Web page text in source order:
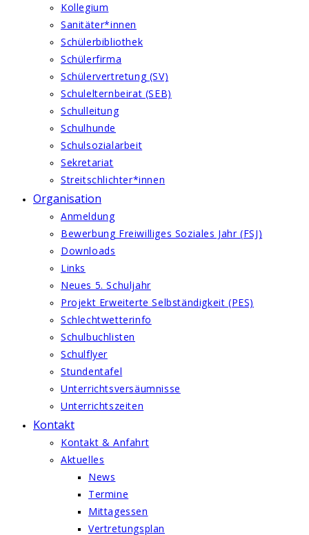
Kollegium
Sanitäter*innen
Schülerbibliothek
Schülerfirma
Schülervertretung (SV)
Schulelternbeirat (SEB)
Schulleitung
Schulhunde
Schulsozialarbeit
Sekretariat
Streitschlichter*innen
Organisation
Anmeldung
Bewerbung Freiwilliges Soziales Jahr (FSJ)
Downloads
Links
Neues 5. Schuljahr
Projekt Erweiterte Selbständigkeit (PES)
Schlechtwetterinfo
Schulbuchlisten
Schulflyer
Stundentafel
Unterrichtsversäumnisse
Unterrichtszeiten
Kontakt
Kontakt & Anfahrt
Aktuelles
News
Termine
Mittagessen
Vertretungsplan